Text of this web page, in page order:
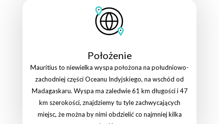
Położenie
Mauritius to niewielka wyspa położona na południowo-
zachodniej części Oceanu Indyjskiego, na wschód od
Madagaskaru. Wyspa ma zaledwie 61 km długości i 47
km szerokości, znajdziemy tu tyle zachwycających
miejsc, że można by nimi obdzielić co najmniej kilka